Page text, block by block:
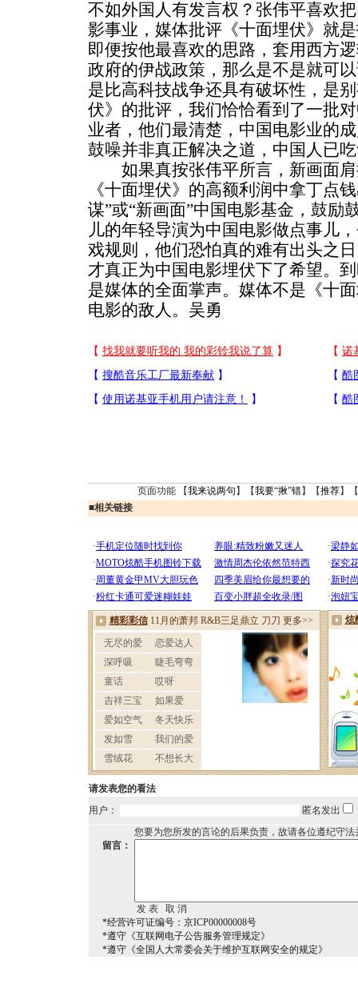
不如外国人有发言权？张伟平喜欢
影事业，媒体批评《十面埋伏》就
即便按他最喜欢的思路，套用西方
政府的伊战政策，那么是不是就可
是比高科技战争还具有破坏性，是
伏》的批评，我们恰恰看到了一批
业者，他们最清楚，中国电影业的
鼓噪并非真正解决之道，中国人已
如果真按张伟平所言，新画面肩
《十面埋伏》的高额利润中拿丁点
谋”或“新画面”中国电影基金，鼓励
儿的年轻导演为中国电影做点事儿
戏规则，他们恐怕真的难有出头之
才真正为中国电影埋伏下了希望。
是媒体的全面掌声。媒体不是《十
电影的敌人。吴勇
页面功能 【我来说两句 】【我要“揪”错】【推荐】
■相关链接
请发表您的看法
用户：
匿名发出
您要为您所发的言论的后果负责，故请各位遵纪守
留言：
*经营许可证编号：京ICP00000008号
*遵守《互联网电子公告服务管理规定》
*遵守《全国人大常委会关于维护互联网安全的规定》